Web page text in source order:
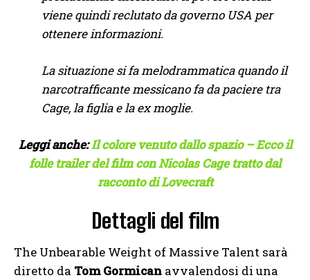
viene quindi reclutato da governo USA per
ottenere informazioni.
La situazione si fa melodrammatica quando il
narcotrafficante messicano fa da paciere tra
Cage, la figlia e la ex moglie.
Leggi anche:Il colore venuto dallo spazio – Ecco il
folle trailer del film con Nicolas Cage tratto dal
racconto di Lovecraft
Dettagli del film
The Unbearable Weight of Massive Talent sarà
diretto da Tom Gormican avvalendosi di una